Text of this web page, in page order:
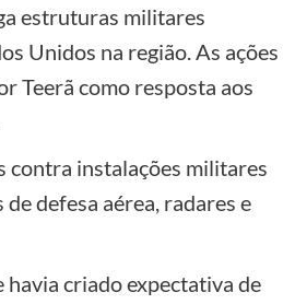
estruturas militares
Unidos na região. As ações
Teerã como resposta aos
contra instalações militares
defesa aérea, radares e
havia criado expectativa de